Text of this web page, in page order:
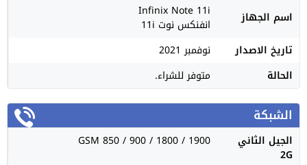
اسم الجهاز Infinix Note 11i
انفنكس نوت 11i
تاريخ الاصدار
نوفمبر 2021
الحالة
متوفر للشراء.
الشبكة
الجيل الثاني
2G
GSM 850 / 900 / 1800 / 1900